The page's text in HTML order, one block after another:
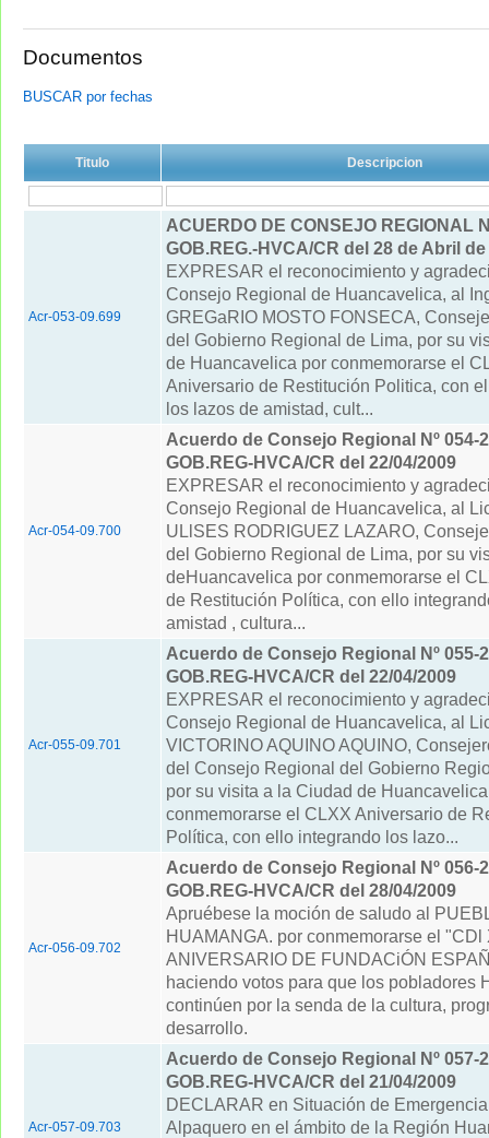
Documentos
BUSCAR por fechas
Titulo Descripcion
Acr-053-09.699
ACUERDO DE CONSEJO REGIONAL
GOB.REG.-HVCA/CR del 28 de Abril de
EXPRESAR el reconocimiento y
Consejo Regional de Huancavelica, al
GREGaRIO MOSTO FONSECA,
del Gobierno Regional de Lima, por su
de Huancavelica por conmemorarse el
Aniversario de Restitución Politica, con
los lazos de amistad, cult...
Acr-054-09.700
Acuerdo de Consejo Regional Nº 054-
GOB.REG-HVCA/CR del 22/04/2009
EXPRESAR el reconocimiento y
Consejo Regional de Huancavelica, al
ULlSES RODRIGUEZ LAZARO,
del Gobierno Regional de Lima, por su
deHuancavelica por conmemorarse el
de Restitución Política, con ello
amistad , cultura...
Acr-055-09.701
Acuerdo de Consejo Regional Nº 055-
GOB.REG-HVCA/CR del 22/04/2009
EXPRESAR el reconocimiento y
Consejo Regional de Huancavelica, al
VICTORINO AQUINO AQUINO,
del Consejo Regional del Gobierno
por su visita a la Ciudad de
conmemorarse el CLXX Aniversario de
Política, con ello integrando los lazo...
Acr-056-09.702
Acuerdo de Consejo Regional Nº 056-
GOB.REG-HVCA/CR del 28/04/2009
Apruébese la moción de saludo al
HUAMANGA. por conmemorarse el "CDl
ANIVERSARIO DE FUNDACiÓN
haciendo votos para que los pobladores
continúen por la senda de la cultura,
desarrollo.
Acr-057-09.703
Acuerdo de Consejo Regional Nº 057-
GOB.REG-HVCA/CR del 21/04/2009
DECLARAR en Situación de
Alpaquero en el ámbito de la Región